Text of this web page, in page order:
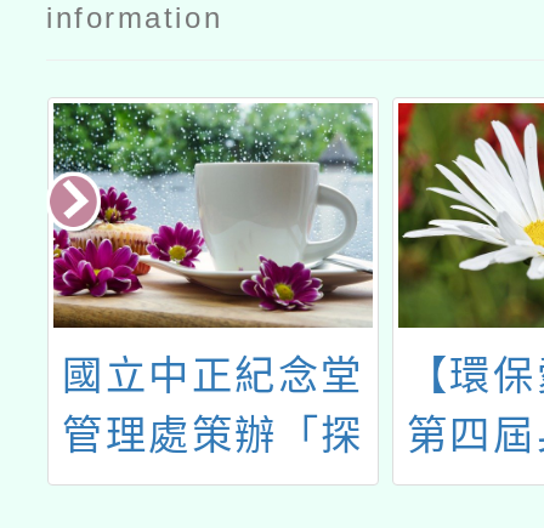
information
國立中正紀念堂
管理處策辦「探
訪民主人權工作
【環
第四
者與